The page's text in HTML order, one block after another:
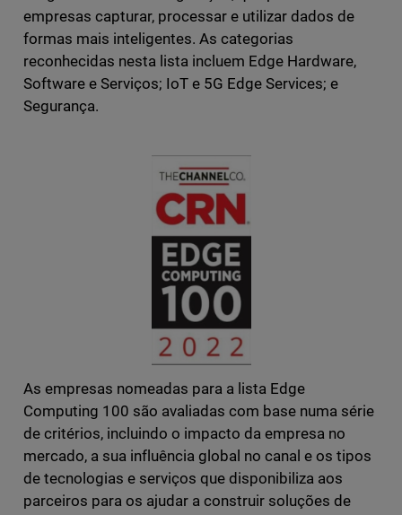
empresas capturar, processar e utilizar dados de
formas mais inteligentes. As categorias
reconhecidas nesta lista incluem Edge Hardware,
Software e Serviços; IoT e 5G Edge Services; e
Segurança.
As empresas nomeadas para a lista Edge
Computing 100 são avaliadas com base numa série
de critérios, incluindo o impacto da empresa no
mercado, a sua influência global no canal e os tipos
de tecnologias e serviços que disponibiliza aos
parceiros para os ajudar a construir soluções de